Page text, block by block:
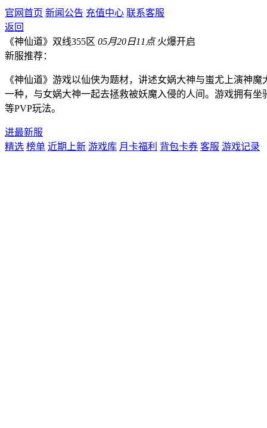
官网首页 新闻公告 充值中心 联系客服
返回
《神仙道》双线355区 05月20日11点 火爆开启
新服推荐：
《神仙道》游戏以仙侠为题材，讲述女娲大神与蚩尤上演神
一种，与女娲大神一起去拯救被妖魔入侵的人间。游戏拥有
等PVP玩法。
进最新服
精选 榜单 近期上新 游戏库 月卡福利 背包卡券 客服 游戏记录